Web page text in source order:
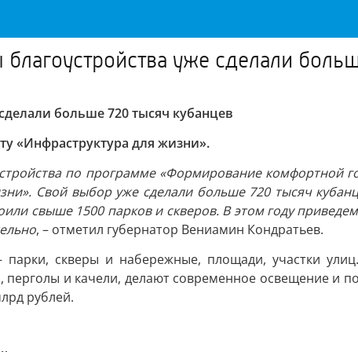
уже сделали
больше 720 тысяч кубанцев
«Инфраструктура для жизни».
по программе «Формирование комфортной
Свой выбор уже сделали больше 720 тысяч
свыше 1500 парков и скверов. В этом году
, – отметил губернатор Вениамин Кондратьев.
скверы и набережные, площади, участки
и качели, делают современное освещение и
рублей.